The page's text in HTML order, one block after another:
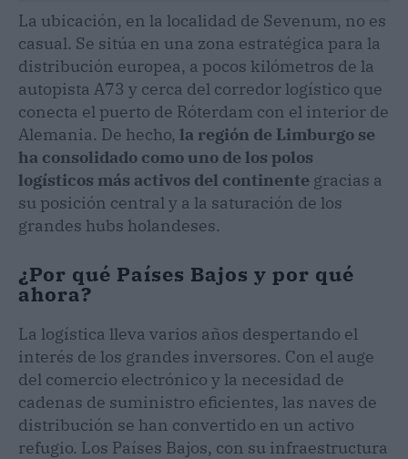
La ubicación, en la localidad de Sevenum, no es
casual. Se sitúa en una zona estratégica para la
distribución europea, a pocos kilómetros de la
autopista A73 y cerca del corredor logístico que
conecta el puerto de Róterdam con el interior de
Alemania. De hecho, la región de Limburgo se
ha consolidado como uno de los polos
logísticos más activos del continente gracias a
su posición central y a la saturación de los
grandes hubs holandeses.
¿Por qué Países Bajos y por qué
ahora?
La logística lleva varios años despertando el
interés de los grandes inversores. Con el auge
del comercio electrónico y la necesidad de
cadenas de suministro eficientes, las naves de
distribución se han convertido en un activo
refugio. Los Países Bajos, con su infraestructura